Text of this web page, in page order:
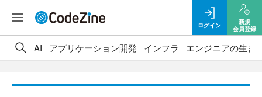
ログイン
新規
会員登録
AI アプリケーション開発 インフラ エンジニアの生き